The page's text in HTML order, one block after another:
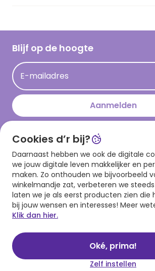
Hallmark Kaartclub
Acties
Persberichten
Hallmark en Kinderpostzegels
Cadeau inspiratie
Kaartinspiratie
Blijf op de hoogte
E-mailadres
Aanmelden
Download onze app
Cookies d’r bij?
Daarnaast hebben we ook de digitale
we jouw digitale leven makkelijker en
maken. Zo onthouden we bijvoorbeeld
winkelmandje zat, verbeteren we
laten we je als eerst producten zien die
bij jouw wensen en interesses! Meer
Klik dan hier.
Oké, prima!
Zelf instellen